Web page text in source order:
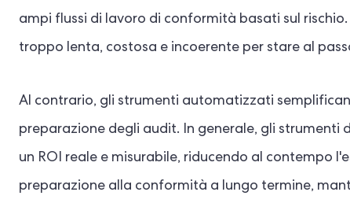
ampi flussi di lavoro di conformità basati sul
troppo lenta, costosa e incoerente per stare al
Al contrario, gli strumenti automatizzati
preparazione degli audit. In generale, gli strumenti
un ROI reale e misurabile, riducendo al contempo
preparazione alla conformità a lungo termine,